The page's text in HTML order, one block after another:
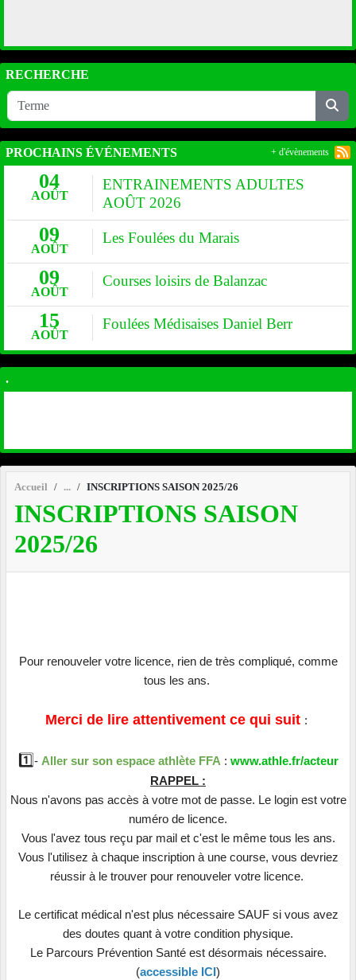
Accueil INSCRIPTIONS SAISON 2025/26
INSCRIPTIONS SAISON
2025/26
Pour renouveler votre licence, rien de très compliqué, comme
tous les ans.
Merci de lire attentivement ce qui suit :
1️⃣ - Aller sur son espace athlète FFA : www.athle.fr/acteur
RAPPEL :
Nous n'avons pas accès à votre mot de passe. Le login est votre
numéro de licence.
Vous l'avez tous reçu par mail et c'est le même tous les ans.
Vous l'utilisez à chaque inscription à une course, vous devriez
réussir à le trouver pour renouveler votre licence.
Le certificat médical n'est plus nécessaire SAUF si vous avez
des doutes quant à votre condition physique.
Le Parcours Prévention Santé est désormais nécessaire.
(accessible ICI)
RECHERCHE
PROCHAINS ÉVÉNEMENTS
04
AOÛT
ENTRAINEMENTS ADULTES
AOÛT 2026
09
AOÛT
Les Foulées du Marais
09
AOÛT
Courses loisirs de Balanzac
15
AOÛT
Foulées Médisaises Daniel Berr
+ d'évènements
.